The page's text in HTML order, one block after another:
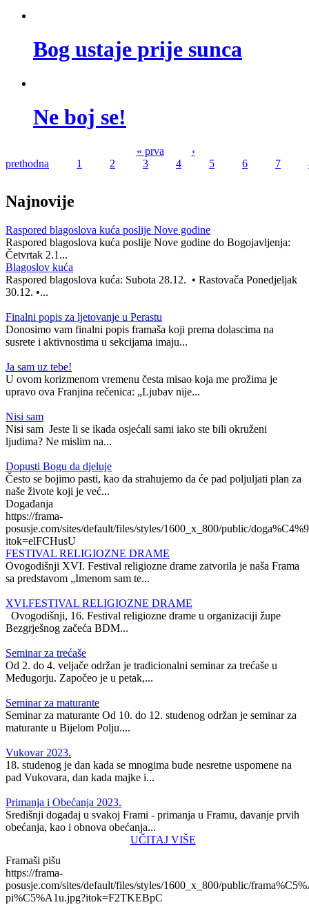
Bog ustaje prije sunca
Ne boj se!
Stranice
« prva
‹
prethodna
1 2 3 4 5 6 7
Najnovije
Raspored blagoslova kuća poslije Nove godine
Raspored blagoslova kuća poslije Nove godine do Bogojavljenja:
Četvrtak 2.1...
Blagoslov kuća
Raspored blagoslova kuća: Subota 28.12. • Rastovača Ponedjeljak
30.12. •...
Finalni popis za ljetovanje u Perastu
Donosimo vam finalni popis framaša koji prema dolascima na
susrete i aktivnostima u sekcijama imaju...
Ja sam uz tebe!
U ovom korizmenom vremenu česta misao koja me prožima je
upravo ova Franjina rečenica: „Ljubav nije...
Nisi sam
Nisi sam Jeste li se ikada osjećali sami iako ste bili okruženi
ljudima? Ne mislim na...
Dopusti Bogu da djeluje
Često se bojimo pasti, kao da strahujemo da će pad poljuljati plan za
naše živote koji je već...
Događanja
https://frama-
posusje.com/sites/default/files/styles/1600_x_800/public/
itok=elFCHusU
FESTIVAL RELIGIOZNE DRAME
Ovogodišnji XVI. Festival religiozne drame zatvorila je naša Frama
sa predstavom „Imenom sam te...
XVI.FESTIVAL RELIGIOZNE DRAME
Ovogodišnji, 16. Festival religiozne drame u organizaciji župe
Bezgrješnog začeća BDM...
Seminar za trećaše
Od 2. do 4. veljače održan je tradicionalni seminar za trećaše u
Međugorju. Započeo je u petak,...
Seminar za maturante
Seminar za maturante Od 10. do 12. studenog održan je seminar za
maturante u Bijelom Polju....
Vukovar 2023.
18. studenog je dan kada se mnogima bude nesretne uspomene na
pad Vukovara, dan kada majke i...
Primanja i Obećanja 2023.
Središnji događaj u svakoj Frami - primanja u Framu, davanje prvih
obećanja, kao i obnova obećanja...
UČITAJ VIŠE
Framaši pišu
https://frama-
posusje.com/sites/default/files/styles/1600_x_800/public/
pi%C5%A1u.jpg?itok=F2TKEBpC